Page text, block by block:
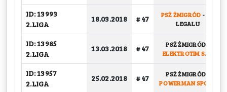
ID: 13993
2.LIGA
18.03.2018 # 47 PSŻ ŻMIGRÓD -
LEGALU
ID: 13985
2.LIGA
13.03.2018 # 47 PSŻ ŻMIGRÓD
ELEKTROTIM S.A.
ID: 13957
2.LIGA
25.02.2018 # 47 PSŻ ŻMIGRÓD
POWERMAN SPORT